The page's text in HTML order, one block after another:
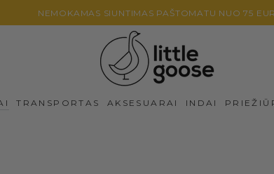
NEMOKAMAS SIUNTIMAS PAŠTOMATU NUO 75 EUR
TRANSPORTAS AKSESUARAI INDAI